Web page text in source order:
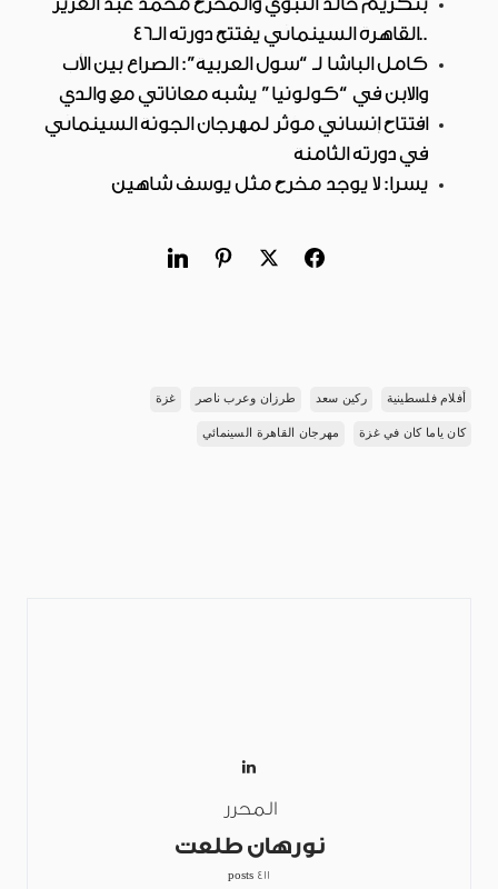
بتكريم خالد النبوي والمخرج محمد عبد العزيز
..القاهرة السينمائي يفتتح دورته الـ46
كامل الباشا لـ “سول العربية”: الصراع بين الأب
والابن في “كولونيا” يشبه معاناتي مع والدي
افتتاح إنساني مؤثر لمهرجان الجونة السينمائي
في دورته الثامنة
يسرا: لا يوجد مخرج مثل يوسف شاهين
أفلام فلسطينية ركين سعد طرزان وعرب ناصر غزة
كان ياما كان في غزة مهرجان القاهرة السينمائي
المحرر
نورهان طلعت
411 posts